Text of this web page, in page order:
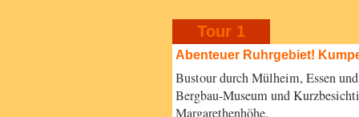
Tour 1
Abenteuer Ruhrgebiet!
Bustour durch Mülheim, Essen
Bergbau-Museum und
Margarethenhöhe.